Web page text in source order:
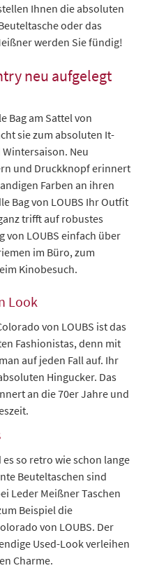
Ihnen die absoluten
oder das
werden Sie fündig!
neu aufgelegt
Bag am Sattel von
sie zum absoluten It-
Neu
und Druckknopf erinnert
Farben an ihren
Bag von LOUBS Ihr Outfit
trifft auf robustes
von LOUBS einfach über
im Büro, zum
Kinobesuch.
Look
von LOUBS ist das
Fashionistas, denn mit
auf jeden Fall auf. Ihr
Hingucker. Das
an die 70er Jahre und
so retro wie schon lange
Beuteltaschen sind
Leder Meißner Taschen
Beispiel die
von LOUBS. Der
Used-Look verleihen
Charme.